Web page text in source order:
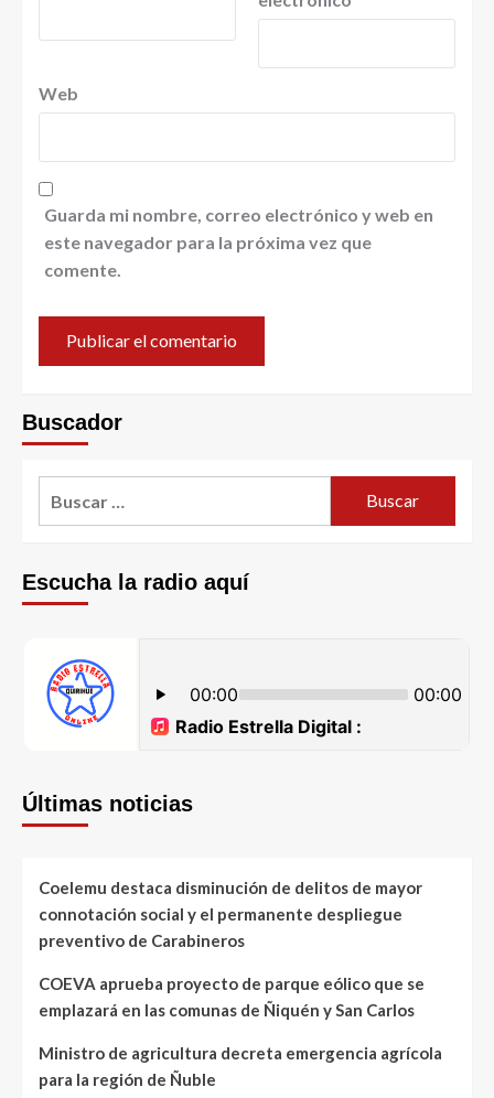
Web
Guarda mi nombre, correo electrónico y web en
este navegador para la próxima vez que
comente.
Buscador
Escucha la radio aquí
Últimas noticias
Coelemu destaca disminución de delitos de mayor
connotación social y el permanente despliegue
preventivo de Carabineros
COEVA aprueba proyecto de parque eólico que se
emplazará en las comunas de Ñiquén y San Carlos
Ministro de agricultura decreta emergencia agrícola
para la región de Ñuble